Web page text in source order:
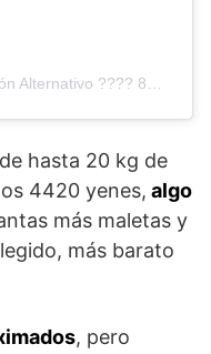
Una publicación compartida de Japón Alternativo ???? 8% de descuento en Klook con JPNALTKLOOK ???? (@japonalternativo)
hasta 20 kg de
4420 yenes, algo
más maletas y
más barato
, pero